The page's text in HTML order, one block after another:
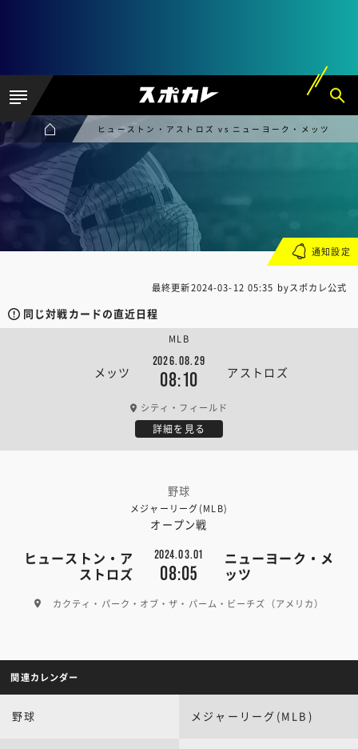
ヒューストン・アストロズ vs ニューヨーク・メッツ
最終更新2024-03-12 05:35 byスポカレ公式
同じ対戦カードの直近日程
メッツ
2026.08.29
08:10 アストロズ
MLB
シティ・フィールド
詳細を見る
野球
メジャーリーグ(MLB)
オープン戦
ヒューストン・ア
ストロズ
2024.03.01
08:05
ニューヨーク・メ
ッツ
カクティ・パーク・オブ・ザ・パーム・ビーチズ（アメリカ）
通知設定
関連カレンダー
野球 メジャーリーグ(MLB)